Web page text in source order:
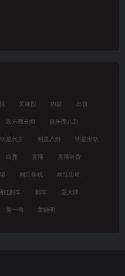
关晓彤 内娱 出轨
娱乐圈丑闻 娱乐圈八卦
明星代言 明星八卦 明星出轨
白鹿 直播 直播带货
网红偷税 网红出轨
红翻车 翻车 耍大牌
黄一鸣 黄晓明